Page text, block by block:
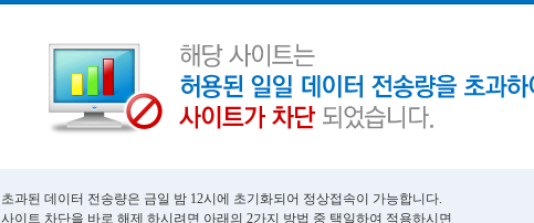
초과된 데이터 전송량은 금일 밤 12시에 초기화되어 정상접속이 가능합니다.
사이트 차단을 바로 해제 하시려면 아래의 2가지 방법 중 택일하여 적용하시면